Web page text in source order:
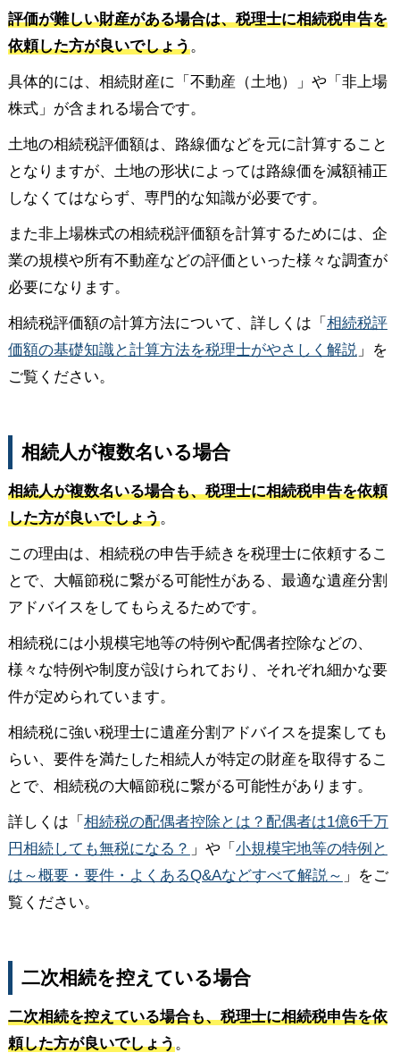
評価が難しい財産がある場合は、税理士に相続税申告を
依頼した方が良いでしょう。
具体的には、相続財産に「不動産（土地）」や「非上場
株式」が含まれる場合です。
土地の相続税評価額は、路線価などを元に計算すること
となりますが、土地の形状によっては路線価を減額補正
しなくてはならず、専門的な知識が必要です。
また非上場株式の相続税評価額を計算するためには、企
業の規模や所有不動産などの評価といった様々な調査が
必要になります。
相続税評価額の計算方法について、詳しくは「 相続税評
価額の基礎知識と計算方法を税理士がやさしく解説 」を
ご覧ください。
相続人が複数名いる場合
相続人が複数名いる場合も、税理士に相続税申告を依頼
した方が良いでしょう。
この理由は、相続税の申告手続きを税理士に依頼するこ
とで、大幅節税に繋がる可能性がある、最適な遺産分割
アドバイスをしてもらえるためです。
相続税には小規模宅地等の特例や配偶者控除などの、
様々な特例や制度が設けられており、それぞれ細かな要
件が定められています。
相続税に強い税理士に遺産分割アドバイスを提案しても
らい、要件を満たした相続人が特定の財産を取得するこ
とで、相続税の大幅節税に繋がる可能性があります。
詳しくは「 相続税の配偶者控除とは？配偶者は1億6千万
円相続しても無税になる？ 」や「 小規模宅地等の特例と
は～概要・要件・よくあるQ&Aなどすべて解説～ 」をご
覧ください。
二次相続を控えている場合
二次相続を控えている場合も、税理士に相続税申告を依
頼した方が良いでしょう。